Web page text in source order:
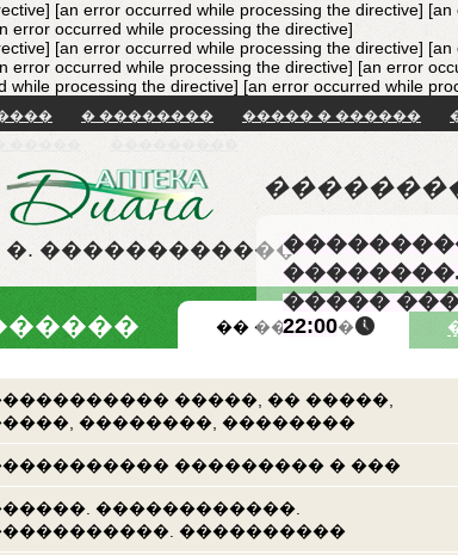
[an error occurred while processing the directive]
error occurred while processing the directive]
[an error occurred while processing the directive]
error occurred while processing the directive] [an error
while processing the directive] [an error occurred while
� �������� ����� � ������
�. ������������
��������.
�����
22:00
�� �������
�����, �� �����,
��������, ��������
��������� � ���
������������.
����������